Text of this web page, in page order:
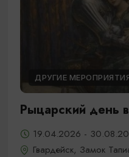
ДРУГИЕ
Рыцарский день
19.04.2026 -
Гвардейск, Замок